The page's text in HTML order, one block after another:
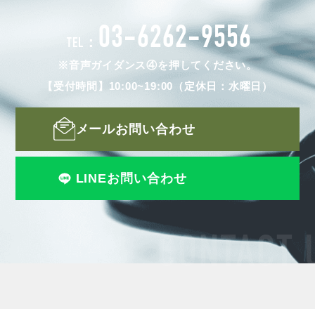
CONTACT
TEL： 03-6262-9556
※音声ガイダンス④を押してください。
【受付時間】10:00~19:00（定休日：水曜日）
メールお問い合わせ
LINEお問い合わせ